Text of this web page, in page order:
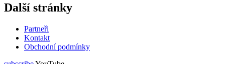
Další stránky
Partneři
Kontakt
Obchodní podmínky